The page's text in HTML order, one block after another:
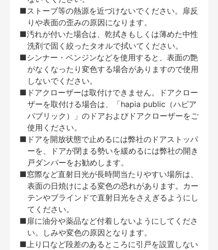
■ストーブ等の熱源を近づけないでください。扉反
りや表面の歪みの原因になります。
■汚れが付いた場合は、乾拭きもしくは薄めた中性
洗剤で固く絞ったタオルで拭いてください。
■シンナー・ベンジンなどを使用すると、表面の艶
がなくなったり変色する場合がありますので使用
しないでください。
■ドアクローザーは取付けできません。ドアクロー
ザーを取付ける場合は、「hapia public（ハピア
パブリック）」のドアおよびドアクローザーをご
使用ください。
■ドアを開放状態で止めるには弊社のドアストッパ
ーを、ドアが閉まる勢いを緩めるには弊社の開き
戸ダンパーをお勧めします。
■窓際など直射日光が長時間当たりやすい場所は、
表面の日焼けによる変色の恐れがあります。カー
テンやブラインドで直射日光をさえぎるようにし
てください。
■扉に油分や薬品など付着しないようにしてくださ
い。しみや変色の原因となります。
■上り口など段差のあるところに引戸を設置しない